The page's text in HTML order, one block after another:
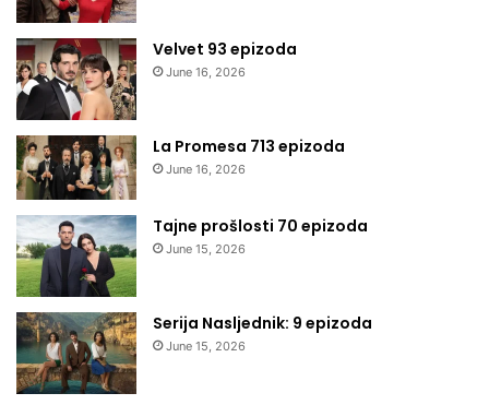
Velvet 93 epizoda
June 16, 2026
La Promesa 713 epizoda
June 16, 2026
Tajne prošlosti 70 epizoda
June 15, 2026
Serija Nasljednik: 9 epizoda
June 15, 2026